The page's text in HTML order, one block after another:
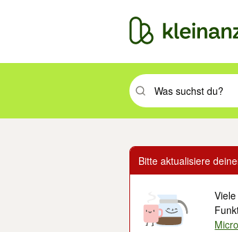
Suchbegriff eingeben.
Bitte aktualisiere